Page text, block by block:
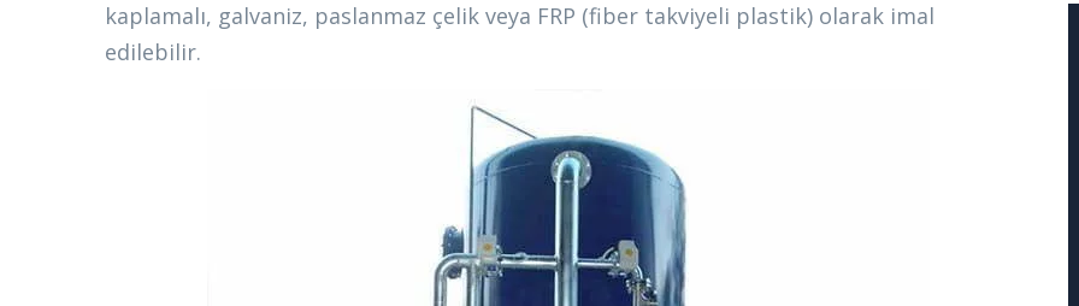
kaplamalı, galvaniz, paslanmaz çelik veya FRP (fiber takviyeli plastik) olarak imal
edilebilir.